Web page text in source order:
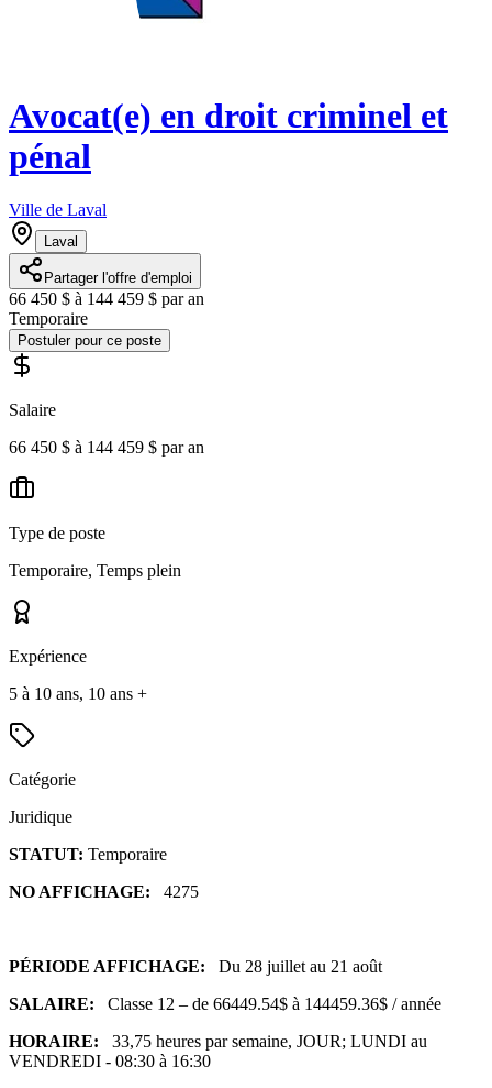
Avocat(e) en droit criminel et
pénal
Ville de Laval
Laval
Partager l'offre d'emploi
66 450 $ à 144 459 $ par an
Temporaire
Postuler pour ce poste
Salaire
66 450 $ à 144 459 $ par an
Type de poste
Temporaire, Temps plein
Expérience
5 à 10 ans, 10 ans +
Catégorie
Juridique
STATUT: Temporaire
NO AFFICHAGE: 4275
PÉRIODE AFFICHAGE: Du 28 juillet au 21 août
SALAIRE: Classe 12 – de 66449.54$ à 144459.36$ / année
HORAIRE: 33,75 heures par semaine, JOUR; LUNDI au
VENDREDI - 08:30 à 16:30